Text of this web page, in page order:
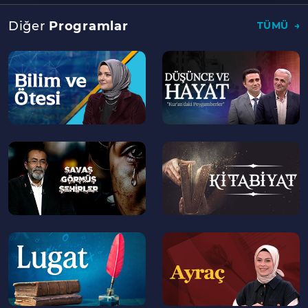
Diğer Programlar TÜMÜ
--
--
>
--
>
--
--